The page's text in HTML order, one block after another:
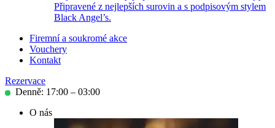
Připravené z nejlepších surovin a s podpisovým stylem
Black Angel’s.
Firemní a soukromé akce
Vouchery
Kontakt
Rezervace
Denně: 17:00 – 03:00
O nás